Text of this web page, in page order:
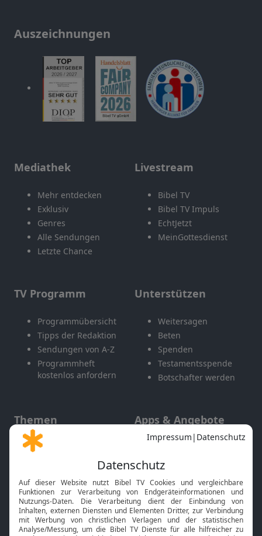
Auszeichnungen
Mediathek
Mehr entdecken
Exklusiv
Genres
Alle Sendungen
Letzte Chance
Livestream
Bibel TV
Bibel TV Impuls
EchtJetzt
MeinGottesdienst
TV Programm
Programmübersicht
Tipps der Redaktion
Sendungen von A-Z
Programmheft
kostenlos anfordern
Unterstützen
Weitersagen
Beten
Spenden
Testamentsspende
Botschafter werden
Themen
Gott und Bibel erklärt
Neuigkeiten
Apps & Angebote
Mobile App
Smart TV
HbbTV
Bibelthek Online-Bibel
Nächster Gottesdienst